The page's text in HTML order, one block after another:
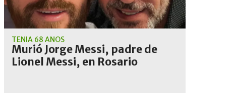
TENÍA 68 AÑOS
Murió Jorge Messi, padre de
Lionel Messi, en Rosario